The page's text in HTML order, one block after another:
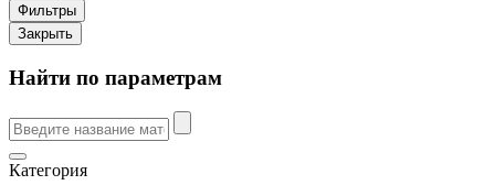
Фильтры
Закрыть
Найти по параметрам
Категория